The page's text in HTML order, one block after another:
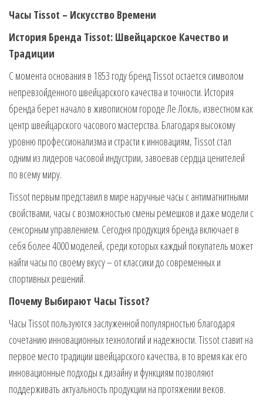
Часы Tissot – Искусство Времени
История Бренда Tissot: Швейцарское Качество и
Традиции
С момента основания в 1853 году бренд Tissot остается символом
непревзойденного швейцарского качества и точности. История
бренда берет начало в живописном городе Ле Локль, известном как
центр швейцарского часового мастерства. Благодаря высокому
уровню профессионализма и страсти к инновациям, Tissot стал
одним из лидеров часовой индустрии, завоевав сердца ценителей
по всему миру.
Tissot первым представил в мире наручные часы с антимагнитными
свойствами, часы с возможностью смены ремешков и даже модели с
сенсорным управлением. Сегодня продукция бренда включает в
себя более 4000 моделей, среди которых каждый покупатель может
найти часы по своему вкусу – от классики до современных и
спортивных решений.
Почему Выбирают Часы Tissot?
Часы Tissot пользуются заслуженной популярностью благодаря
сочетанию инновационных технологий и надежности. Tissot ставит на
первое место традиции швейцарского качества, в то время как его
инновационные подходы к дизайну и функциям позволяют
поддерживать актуальность продукции на протяжении веков.